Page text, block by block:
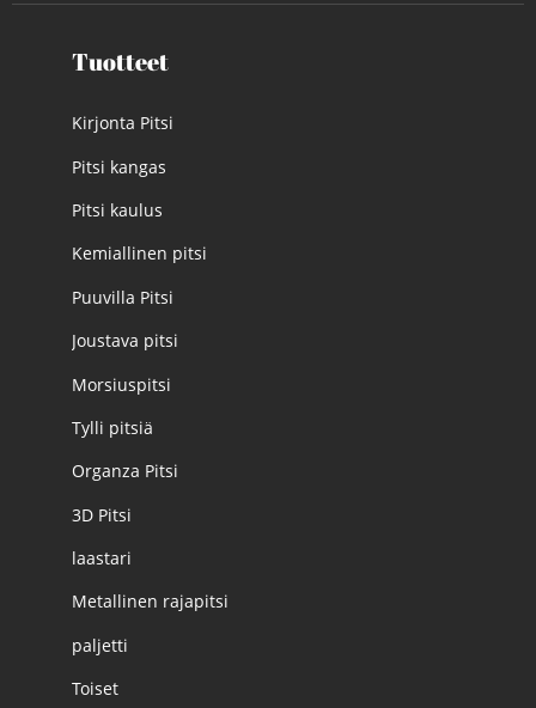
Tuotteet
Kirjonta Pitsi
Pitsi kangas
Pitsi kaulus
Kemiallinen pitsi
Puuvilla Pitsi
Joustava pitsi
Morsiuspitsi
Tylli pitsiä
Organza Pitsi
3D Pitsi
laastari
Metallinen rajapitsi
paljetti
Toiset